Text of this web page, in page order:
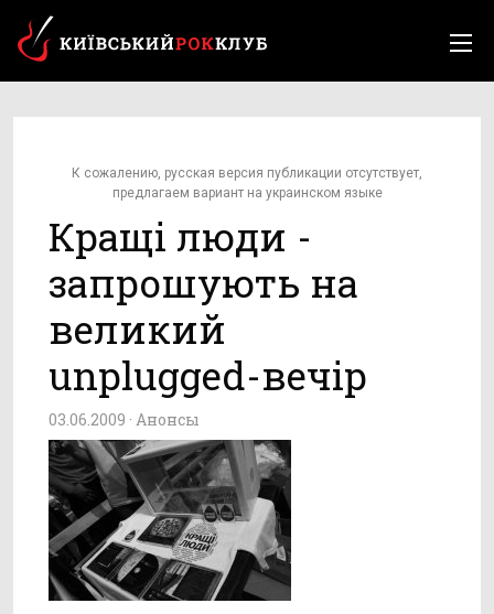
К сожалению, русская версия публикации отсутствует,
предлагаем вариант на украинском языке
Кращі люди -
запрошують на
великий
unplugged-вечір
03.06.2009 · Анонсы